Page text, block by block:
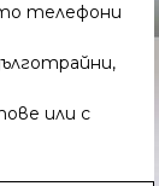
телефони
или с